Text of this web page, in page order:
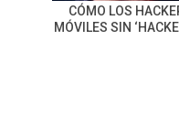
CÓMO LOS
MÓVILES SIN